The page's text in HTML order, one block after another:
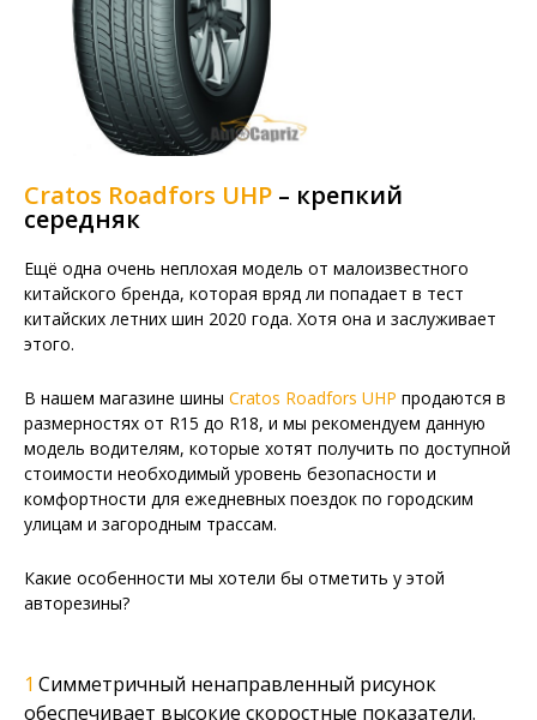
Cratos Roadfors UHP – крепкий
середняк
Ещё одна очень неплохая модель от малоизвестного
китайского бренда, которая вряд ли попадает в тест
китайских летних шин 2020 года. Хотя она и заслуживает
этого.
В нашем магазине шины Cratos Roadfors UHP продаются в
размерностях от R15 до R18, и мы рекомендуем данную
модель водителям, которые хотят получить по доступной
стоимости необходимый уровень безопасности и
комфортности для ежедневных поездок по городским
улицам и загородным трассам.
Какие особенности мы хотели бы отметить у этой
авторезины?
Симметричный ненаправленный рисунок
обеспечивает высокие скоростные показатели.